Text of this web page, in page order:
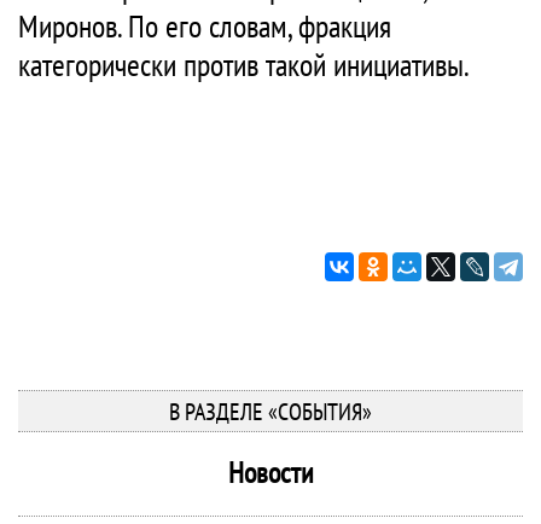
Миронов. По его словам, фракция
категорически против такой инициативы.
В РАЗДЕЛЕ «СОБЫТИЯ»
Новости